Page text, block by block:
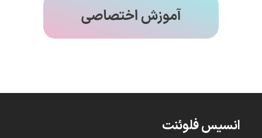
انسیس فلوئنت